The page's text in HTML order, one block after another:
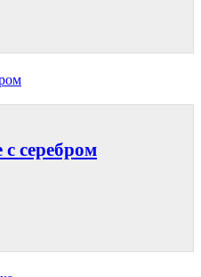
серебром